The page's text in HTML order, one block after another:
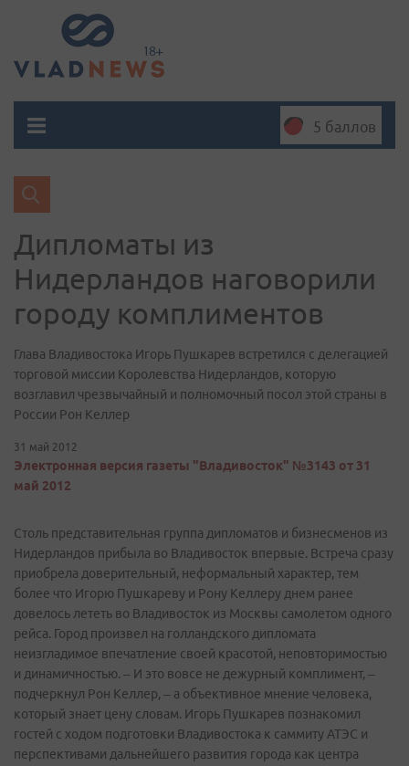
5 баллов
Дипломаты из
Нидерландов наговорили
городу комплиментов
Глава Владивостока Игорь Пушкарев встретился с делегацией
торговой миссии Королевства Нидерландов, которую
возглавил чрезвычайный и полномочный посол этой страны в
России Рон Келлер
31 май 2012
Электронная версия газеты "Владивосток" №3143 от 31
май 2012
Столь представительная группа дипломатов и бизнесменов из
Нидерландов прибыла во Владивосток впервые. Встреча сразу
приобрела доверительный, неформальный характер, тем
более что Игорю Пушкареву и Рону Келлеру днем ранее
довелось лететь во Владивосток из Москвы самолетом одного
рейса. Город произвел на голландского дипломата
неизгладимое впечатление своей красотой, неповторимостью
и динамичностью. – И это вовсе не дежурный комплимент, –
подчеркнул Рон Келлер, – а объективное мнение человека,
который знает цену словам. Игорь Пушкарев познакомил
гостей с ходом подготовки Владивостока к саммиту АТЭС и
перспективами дальнейшего развития города как центра